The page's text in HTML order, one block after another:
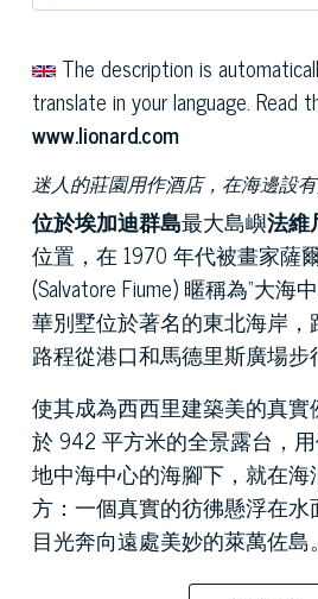
The description is
translate in your language. Read
www.lionard.com
迷人的莊園用作酒店，在海邊設
位於埃加迪群島最大島嶼法維
位置，在 1970 年代被畫家薩
(Salvatore Fiume) 暱稱為“大海
華別墅位於著名的東北海岸
路程從港口和馬德里斯廣場步
使其成為西西里建築美的真
於 942 平方米的全景露台，
地中海中心的海腳下，就在
方：一個真實的彷彿懸浮在水
目光奔向遠處美妙的萊萬佐島。